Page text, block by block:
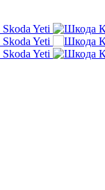
Skoda Yeti
Skoda Yeti
Skoda Yeti